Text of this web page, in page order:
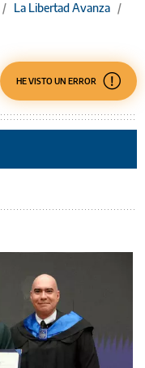
/ La Libertad Avanza /
HE VISTO UN ERROR